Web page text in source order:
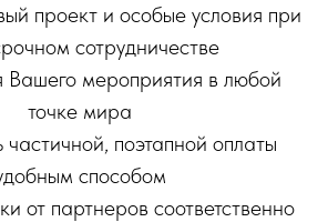
проект и особые условия при
сотрудничестве
Вашего мероприятия в любой
точке мира
поэтапной оплаты
способом
от партнеров соответственно